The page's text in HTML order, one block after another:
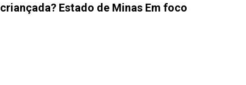
criançada? Estado de Minas Em foco